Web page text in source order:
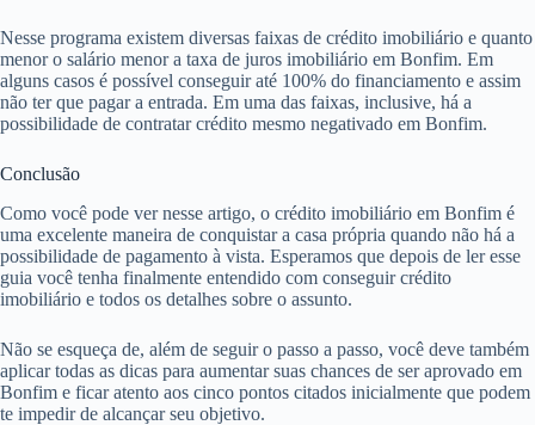
Nesse programa existem diversas faixas de crédito imobiliário e quanto
menor o salário menor a taxa de juros imobiliário em Bonfim. Em
alguns casos é possível conseguir até 100% do financiamento e assim
não ter que pagar a entrada. Em uma das faixas, inclusive, há a
possibilidade de contratar crédito mesmo negativado em Bonfim.
Conclusão
Como você pode ver nesse artigo, o crédito imobiliário em Bonfim é
uma excelente maneira de conquistar a casa própria quando não há a
possibilidade de pagamento à vista. Esperamos que depois de ler esse
guia você tenha finalmente entendido com conseguir crédito
imobiliário e todos os detalhes sobre o assunto.
Não se esqueça de, além de seguir o passo a passo, você deve também
aplicar todas as dicas para aumentar suas chances de ser aprovado em
Bonfim e ficar atento aos cinco pontos citados inicialmente que podem
te impedir de alcançar seu objetivo.